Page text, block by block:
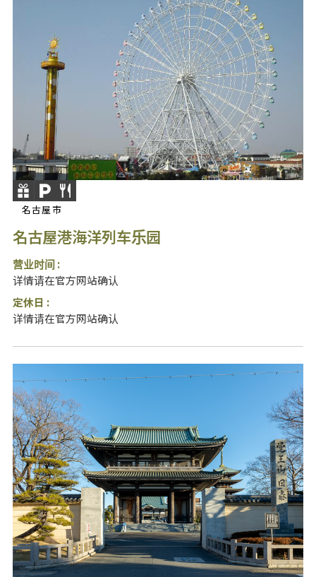
名古屋市
名古屋港海洋列车乐园
营业时间 :
详情请在官方网站确认
定休日 :
详情请在官方网站确认